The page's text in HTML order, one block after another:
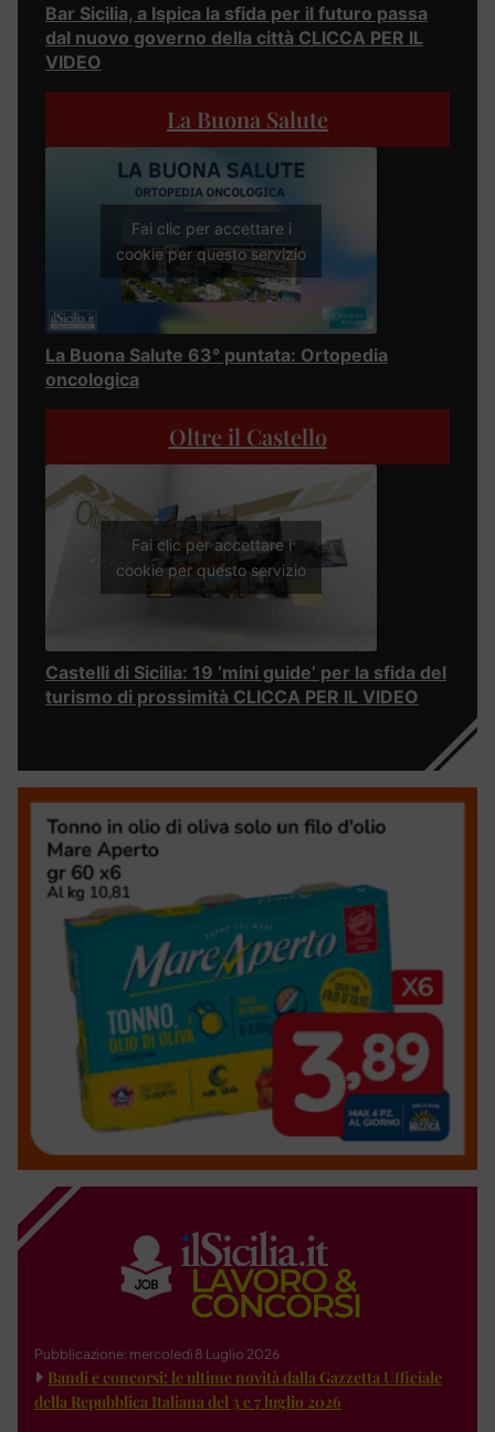
Bar Sicilia, a Ispica la sfida per il futuro passa
dal nuovo governo della città CLICCA PER IL
VIDEO
La Buona Salute
Fai clic per accettare i
cookie per questo servizio
La Buona Salute 63° puntata: Ortopedia
oncologica
Oltre il Castello
Fai clic per accettare i
cookie per questo servizio
Castelli di Sicilia: 19 ‘mini guide’ per la sfida del
turismo di prossimità CLICCA PER IL VIDEO
Pubblicazione: mercoledì 8 Luglio 2026
Bandi e concorsi: le ultime novità dalla Gazzetta Ufficiale
della Repubblica Italiana del 3 e 7 luglio 2026